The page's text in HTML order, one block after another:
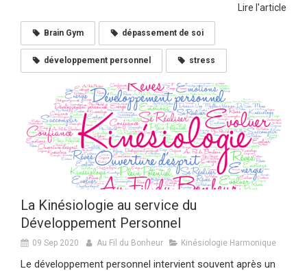
Lire l'article
Brain Gym dépassement de soi
développement personnel stress
La Kinésiologie au service du
Développement Personnel
09 Sep 2020 Au Fil du Bonheur Kinésiologie Harmonique
Le développement personnel intervient souvent après un